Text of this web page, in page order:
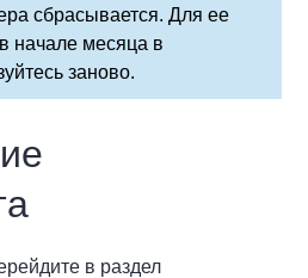
сбрасывается. Для ее
начале месяца в
заново.
в раздел